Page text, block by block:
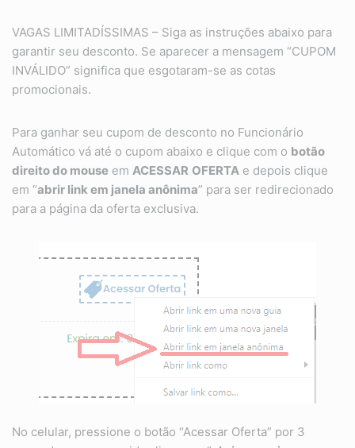
VAGAS LIMITADÍSSIMAS – Siga as instruções abaixo para
garantir seu desconto. Se aparecer a mensagem “CUPOM
INVÁLIDO” significa que esgotaram-se as cotas
promocionais.
Para ganhar seu cupom de desconto no Funcionário
Automático vá até o cupom abaixo e clique com o botão
direito do mouse em ACESSAR OFERTA e depois clique
em “abrir link em janela anônima” para ser redirecionado
para a página da oferta exclusiva.
No celular, pressione o botão “Acessar Oferta” por 3